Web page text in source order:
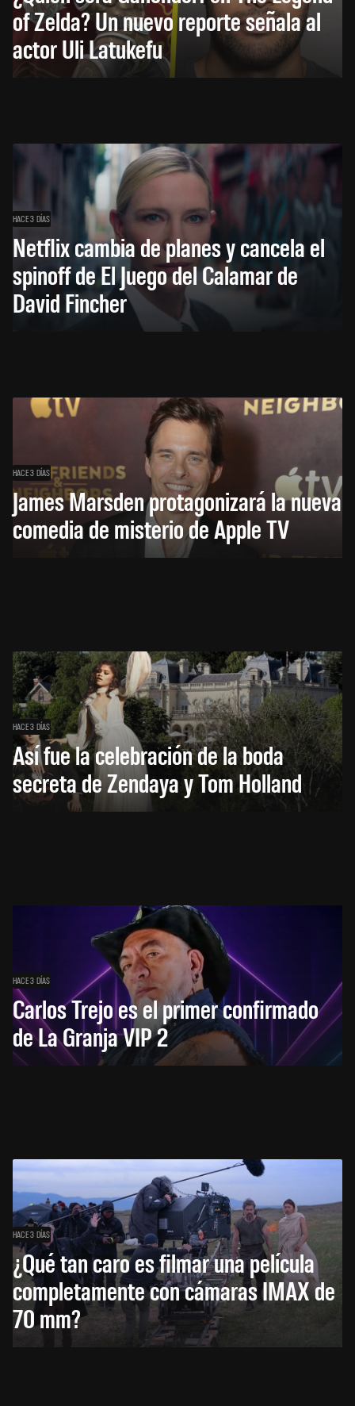
of Zelda? Un nuevo reporte señala al
actor Uli Latukefu
HACE 3 DÍAS
Netflix cambia de planes y cancela el
spinoff de El Juego del Calamar de
David Fincher
HACE 3 DÍAS
James Marsden protagonizará la nueva
comedia de misterio de Apple TV
HACE 3 DÍAS
Así fue la celebración de la boda
secreta de Zendaya y Tom Holland
HACE 3 DÍAS
Carlos Trejo es el primer confirmado
de La Granja VIP 2
HACE 3 DÍAS
¿Qué tan caro es filmar una película
completamente con cámaras IMAX de
70 mm?